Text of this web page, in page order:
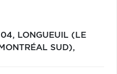
LONGUEUIL (LE
SUD),